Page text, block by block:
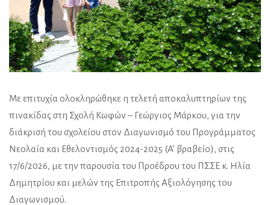
Με επιτυχία ολοκληρώθηκε η τελετή αποκαλυπτηρίων της
πινακίδας στη Σχολή Κωφών – Γεώργιος Μάρκου, για την
διάκρισή του σχολείου στον Διαγωνισμό του Προγράμματος
Νεολαία και Εθελοντισμός 2024-2025 (A’ βραβείο), στις
17/6/2026, με την παρουσία του Προέδρου του ΠΣΣΕ κ. Ηλία
Δημητρίου και μελών της Επιτροπής Αξιολόγησης του
Διαγωνισμού.